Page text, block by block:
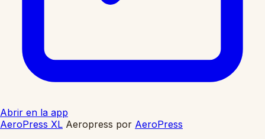
Abrir en la app
AeroPress XL Aeropress por AeroPress